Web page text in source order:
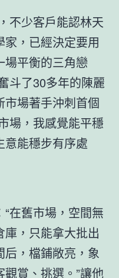
不少客戶能認林天
，已經決定要用
場平衡的三角戀
斗了30多年的陳麗
市場著手沖刺首個
場，我感覺能平穩
意能穩步有序處
“在舊市場，空間無
庫，只能拿大批出
后，檔鋪敞亮，象
賞、挑選。”讓他